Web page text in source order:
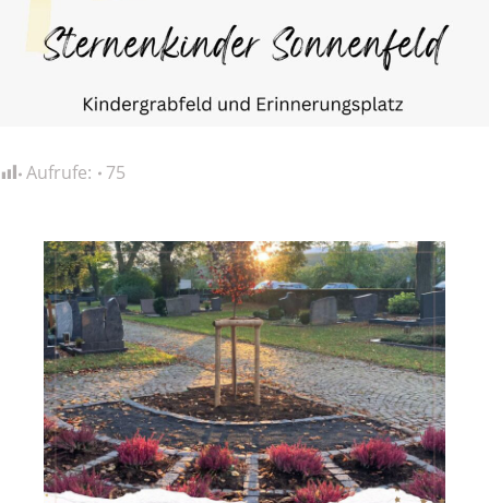
Aufrufe: 75